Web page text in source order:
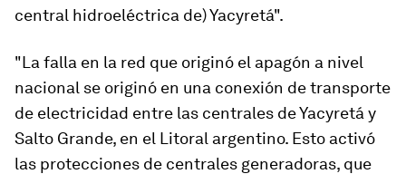
central hidroeléctrica de)Yacyretá".
"La falla en la red que originó el apagón a nivel
nacional se originó en una conexión de transporte
de electricidad entre las centrales de Yacyretá y
Salto Grande, en el Litoral argentino. Esto activó
las protecciones de centrales generadoras, que